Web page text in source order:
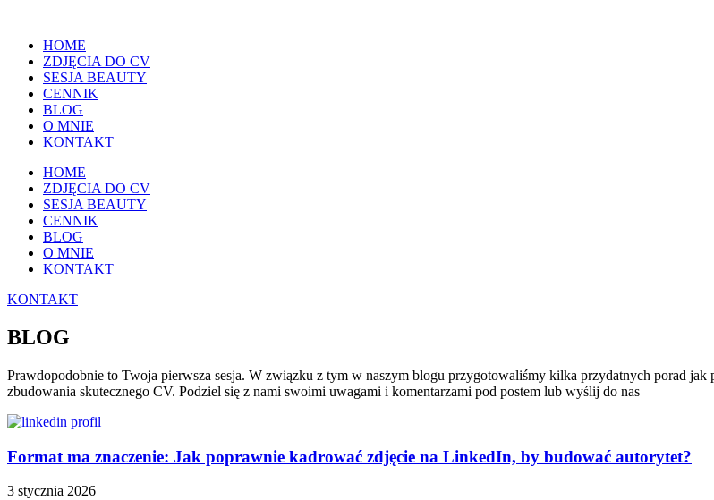
HOME
ZDJĘCIA DO CV
SESJA BEAUTY
CENNIK
BLOG
O MNIE
KONTAKT
HOME
ZDJĘCIA DO CV
SESJA BEAUTY
CENNIK
BLOG
O MNIE
KONTAKT
KONTAKT
BLOG
Prawdopodobnie to Twoja pierwsza sesja. W związku z tym w naszym blogu przygotowaliśmy kilka przydatnych porad
zbudowania skutecznego CV. Podziel się z nami swoimi uwagami i komentarzami pod postem lub wyślij do nas
Format ma znaczenie: Jak poprawnie kadrować zdjęcie na LinkedIn, by budować autorytet?
3 stycznia 2026